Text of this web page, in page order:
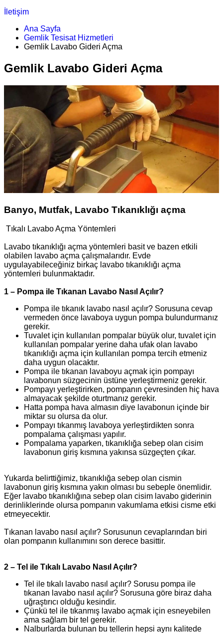
İletişim
Ana Sayfa
Gemlik Tesisat Hizmetleri
Gemlik Lavabo Gideri Açma
Gemlik Lavabo Gideri Açma
Banyo, Mutfak, Lavabo Tıkanıklığı açma
Tıkalı Lavabo Açma Yöntemleri
Lavabo tıkanıklığı açma yöntemleri basit ve bazen etkili
olabilen lavabo açma çalışmalarıdır. Evde
uygulayabileceğiniz birkaç lavabo tıkanıklığı açma
yöntemleri bulunmaktadır.
1 – Pompa ile Tıkanan Lavabo Nasıl Açılır?
Pompa ile tıkanık lavabo nasıl açılır? Sorusuna cevap
vermeden önce lavaboya uygun pompa bulundurmanız
gerekir.
Tuvalet için kullanılan pompalar büyük olur, tuvalet için
kullanılan pompalar yerine daha ufak olan lavabo
tıkanıklığı açma için kullanılan pompa tercih etmeniz
daha uygun olacaktır.
Pompa ile tıkanan lavaboyu açmak için pompayı
lavabonun süzgecinin üstüne yerleştirmeniz gerekir.
Pompayı yerleştirirken, pompanın çevresinden hiç hava
almayacak şekilde oturtmanız gerekir.
Hatta pompa hava almasın diye lavabonun içinde bir
miktar su olursa da olur.
Pompayı tıkanmış lavaboya yerleştirdikten sonra
pompalama çalışması yapılır.
Pompalama yaparken, tıkanıklığa sebep olan cisim
lavabonun giriş kısmına yakınsa süzgeçten çıkar.
Yukarda belirttiğimiz, tıkanıklığa sebep olan cismin
lavabonun giriş kısmına yakın olması bu sebeple önemlidir.
Eğer lavabo tıkanıklığına sebep olan cisim lavabo giderinin
derinliklerinde olursa pompanın vakumlama etkisi cisme etki
etmeyecektir.
Tıkanan lavabo nasıl açılır? Sorusunun cevaplarından biri
olan pompanın kullanımını son derece basittir.
2 – Tel ile Tıkalı Lavabo Nasıl Açılır?
Tel ile tıkalı lavabo nasıl açılır? Sorusu pompa ile
tıkanan lavabo nasıl açılır? Sorusuna göre biraz daha
uğraştırıcı olduğu kesindir.
Çünkü tel ile tıkanmış lavabo açmak için esneyebilen
ama sağlam bir tel gerekir.
Nalburlarda bulunan bu tellerin hepsi aynı kalitede